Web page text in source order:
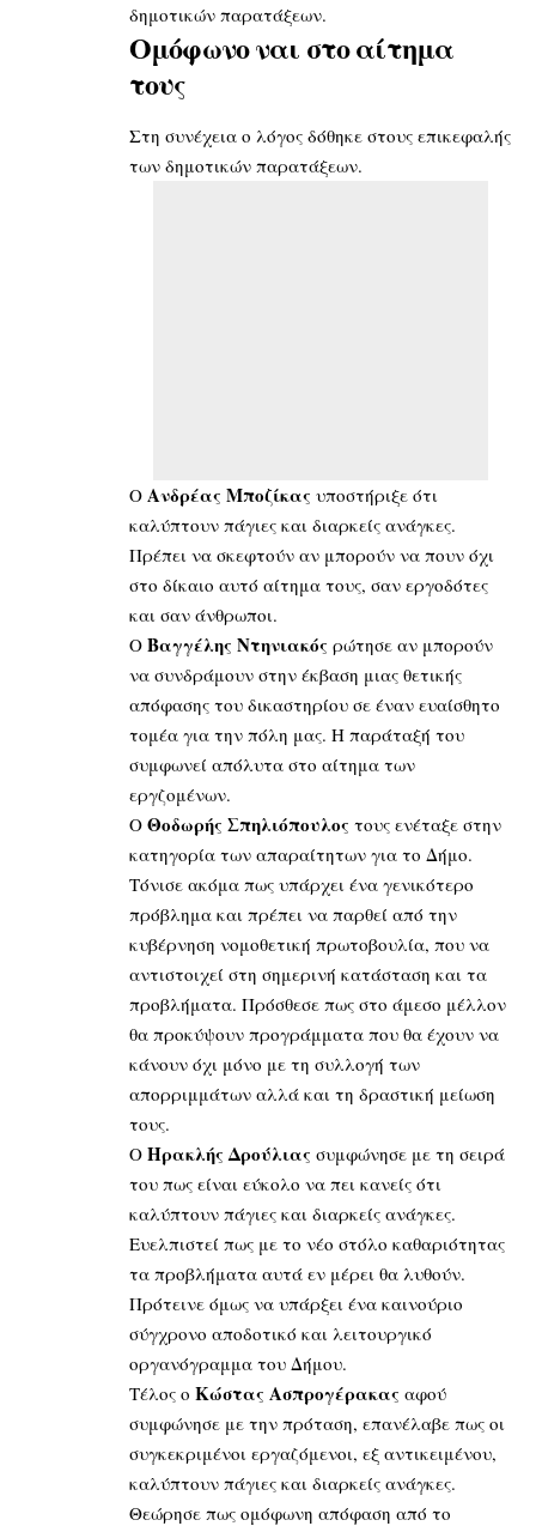
δημοτικών παρατάξεων.
Ομόφωνο ναι στο αίτημα
τους
Στη συνέχεια ο λόγος δόθηκε στους επικεφαλής
των δημοτικών παρατάξεων.
Ο Ανδρέας Μποζίκας υποστήριξε ότι
καλύπτουν πάγιες και διαρκείς ανάγκες.
Πρέπει να σκεφτούν αν μπορούν να πουν όχι
στο δίκαιο αυτό αίτημα τους, σαν εργοδότες
και σαν άνθρωποι.
Ο Βαγγέλης Ντηνιακός ρώτησε αν μπορούν
να συνδράμουν στην έκβαση μιας θετικής
απόφασης του δικαστηρίου σε έναν ευαίσθητο
τομέα για την πόλη μας. Η παράταξή του
συμφωνεί απόλυτα στο αίτημα των
εργζομένων.
Ο Θοδωρής Σπηλιόπουλος τους ενέταξε στην
κατηγορία των απαραίτητων για το Δήμο.
Τόνισε ακόμα πως υπάρχει ένα γενικότερο
πρόβλημα και πρέπει να παρθεί από την
κυβέρνηση νομοθετική πρωτοβουλία, που να
αντιστοιχεί στη σημερινή κατάσταση και τα
προβλήματα. Πρόσθεσε πως στο άμεσο μέλλον
θα προκύψουν προγράμματα που θα έχουν να
κάνουν όχι μόνο με τη συλλογή των
απορριμμάτων αλλά και τη δραστική μείωση
τους.
Ο Ηρακλής Δρούλιας συμφώνησε με τη σειρά
του πως είναι εύκολο να πει κανείς ότι
καλύπτουν πάγιες και διαρκείς ανάγκες.
Ευελπιστεί πως με το νέο στόλο καθαριότητας
τα προβλήματα αυτά εν μέρει θα λυθούν.
Πρότεινε όμως να υπάρξει ένα καινούριο
σύγχρονο αποδοτικό και λειτουργικό
οργανόγραμμα του Δήμου.
Τέλος ο Κώστας Ασπρογέρακας αφού
συμφώνησε με την πρόταση, επανέλαβε πως οι
συγκεκριμένοι εργαζόμενοι, εξ αντικειμένου,
καλύπτουν πάγιες και διαρκείς ανάγκες.
Θεώρησε πως ομόφωνη απόφαση από το